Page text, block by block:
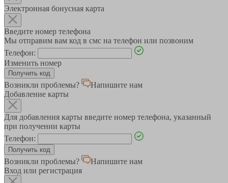
Электронная бонусная карта
Введите номер телефона
Мы отправим вам код в смс на телефон или позвоним
Телефон:
Изменить номер
Возникли проблемы?
Напишите нам
Добавление карты
Для добавления карты введите номер телефона, указанный
при получении карты
Телефон:
Возникли проблемы?
Напишите нам
Вход или регистрация